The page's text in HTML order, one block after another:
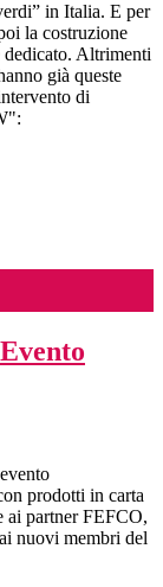
in Italia. E per
la costruzione
dedicato. Altrimenti
già queste
di
prodotti in carta
ai partner FEFCO,
nuovi membri del